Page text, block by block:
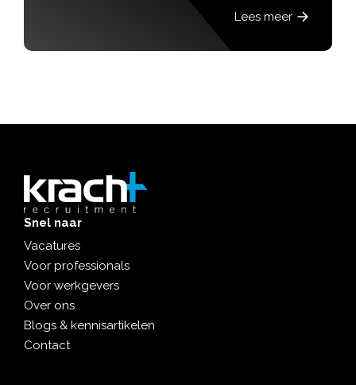
Lees meer
Snel naar
Vacatures
Voor professionals
Voor werkgevers
Over ons
Blogs & kennisartikelen
Contact